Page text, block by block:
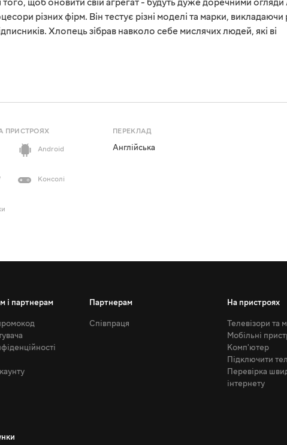
щоб оновити свій агрегат - будуть дуже доречними огляди
різних фірм. Він тестує різні моделі та марки, викладаючи
Хлопець зібрав навколо себе мислячих людей, які ві
ПРИСТРОЯХ
Android
Консолі
ПЕРЕКЛАД
Англійська
і партнерам
Партнерам
Співпраця
На пристроях
Телевізори та
Мобільні
Комп'ютер
Підключити
Перевірка
інтернету